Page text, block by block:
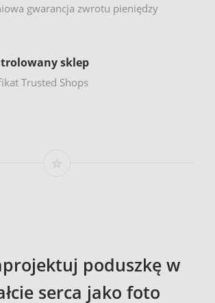
gwarancja zwrotu pieniędzy
sklep
Trusted Shops
poduszkę w
serca jako foto